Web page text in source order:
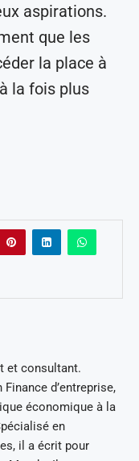
aspirations.
que les
la place à
la fois plus
et consultant.
d’entreprise,
économique à la
en
il a écrit pour